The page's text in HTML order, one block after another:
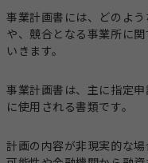
事業計画書には、どのよ
や、競合となる事業所に
いきます。
事業計画書は、主に指定
に使用される書類です。
計画の内容が非現実的な